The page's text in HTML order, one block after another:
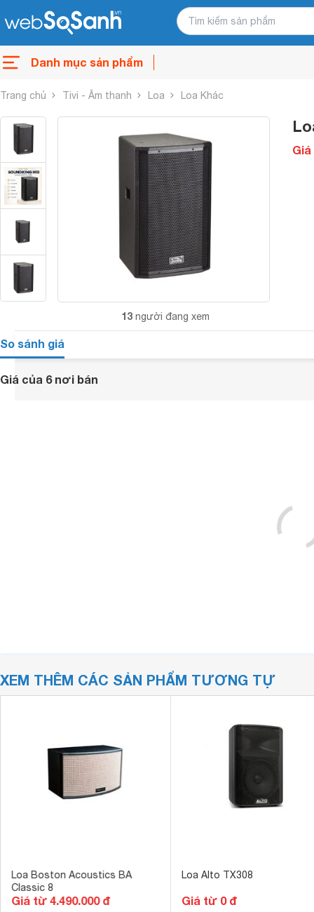
Danh mục sản phẩm
Trang chủ Tivi - Âm thanh Loa Loa Khác
13 người đang xem
Giá
So sánh giá
Giá của 6 nơi bán
XEM THÊM CÁC SẢN PHẨM TƯƠNG TỰ
Loa Boston Acoustics BA
Classic 8
Giá từ 4.490.000 đ
Loa Alto TX308
Giá từ 0 đ